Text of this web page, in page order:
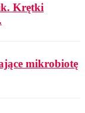
Krętki
mikrobiotę